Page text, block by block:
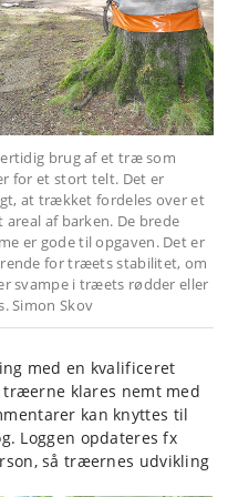
brug af et træ som
for et stort telt. Det er
at trækket fordeles over et
areal af barken. De brede
er gode til opgaven. Det er
for træets stabilitet, om
svampe i træets rødder eller
Simon Skov
med en kvalificeret
klares nemt med
kan knyttes til
Loggen opdateres fx
så træernes udvikling